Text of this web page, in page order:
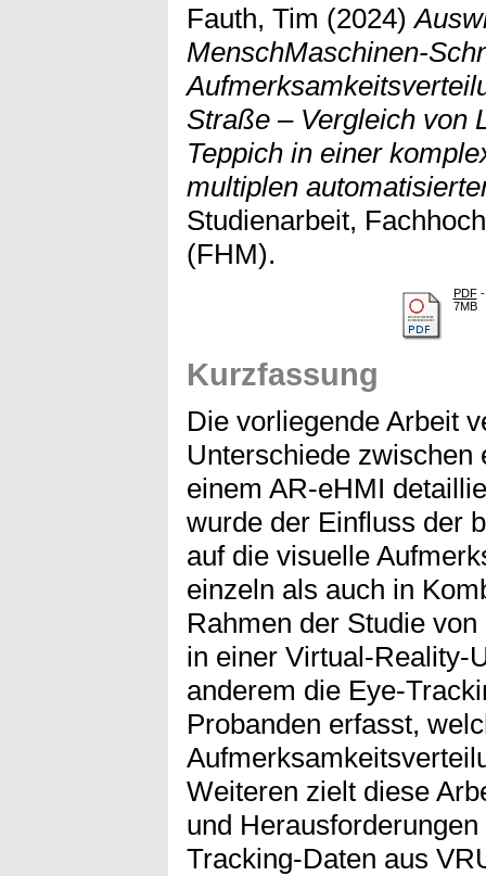
Fauth, Tim (2024)
MenschMaschinen-
Straße – Vergleich von
Teppich in einer
multiplen
Studienarbeit,
(FHM).
PDF-
7MB
Kurzfassung
Die vorliegende Arbeit
Unterschiede zwischen
einem AR-eHMI
wurde der Einfluss der
auf die visuelle
einzeln als auch in
Rahmen der Studie
in einer Virtual-Reality-
anderem die Eye-
Probanden erfasst,
Weiteren zielt diese
und
Tracking-Daten aus